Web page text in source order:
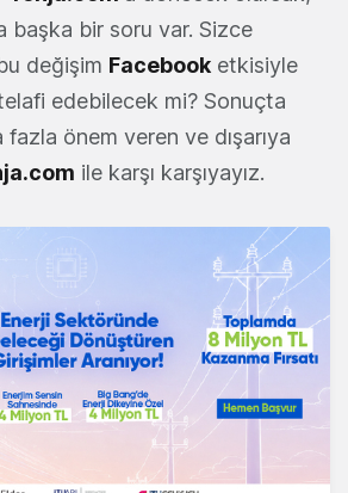
başka bir soru var. Sizce
değişim Facebook etkisiyle
edebilecek mi? Sonuçta
önem veren ve dışarıya
ile karşı karşıyayız.